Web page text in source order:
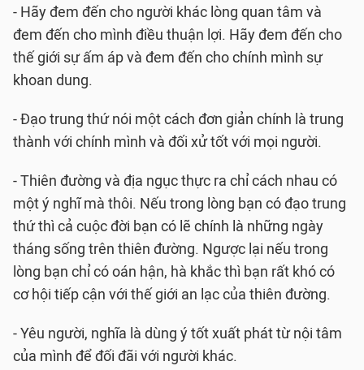
- Hãy đem đến cho người khác lòng quan tâm và
đem đến cho mình điều thuận lợi. Hãy đem đến cho
thế giới sự ấm áp và đem đến cho chính mình sự
khoan dung.
- Đạo trung thứ nói một cách đơn giản chính là trung
thành với chính mình và đối xử tốt với mọi người.
- Thiên đường và địa ngục thực ra chỉ cách nhau có
một ý nghĩ mà thôi. Nếu trong lòng bạn có đạo trung
thứ thì cả cuộc đời bạn có lẽ chính là những ngày
tháng sống trên thiên đường. Ngược lại nếu trong
lòng bạn chỉ có oán hận, hà khắc thì bạn rất khó có
cơ hội tiếp cận với thế giới an lạc của thiên đường.
- Yêu người, nghĩa là dùng ý tốt xuất phát từ nội tâm
của mình để đối đãi với người khác.